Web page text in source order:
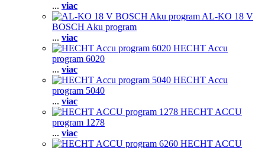
... viac
AL-KO 18 V
BOSCH Aku program
... viac
HECHT Accu
program 6020
... viac
HECHT Accu
program 5040
... viac
HECHT ACCU
program 1278
... viac
HECHT ACCU